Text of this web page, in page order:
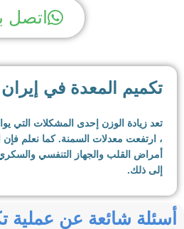
اتصل
تكميم المعدة في إيران
تعد زيادة الوزن إحدى المشكلات التي
، ارتفعت معدلات السمنة. كما نعلم
أمراض القلب والجهاز التنفسي
إلى ذلك.
الناس. الأشخاص الذين يعانون من زيادة
أسئلة شائعة عن عملية